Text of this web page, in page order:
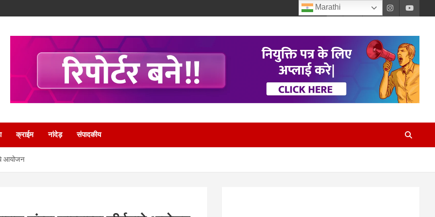
क्राईम नांदेड़ संपादकीय
आयोजन
Marathi